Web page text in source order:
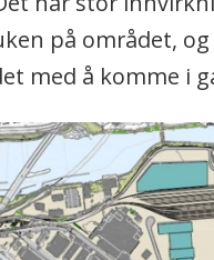
på området,
med å komme i